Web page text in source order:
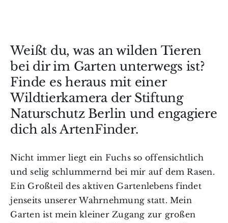
Weißt du, was an wilden Tieren
bei dir im Garten unterwegs ist?
Finde es heraus mit einer
Wildtierkamera der Stiftung
Naturschutz Berlin und engagiere
dich als ArtenFinder.
Nicht immer liegt ein Fuchs so offensichtlich
und selig schlummernd bei mir auf dem Rasen.
Ein Großteil des aktiven Gartenlebens findet
jenseits unserer Wahrnehmung statt. Mein
Garten ist mein kleiner Zugang zur großen